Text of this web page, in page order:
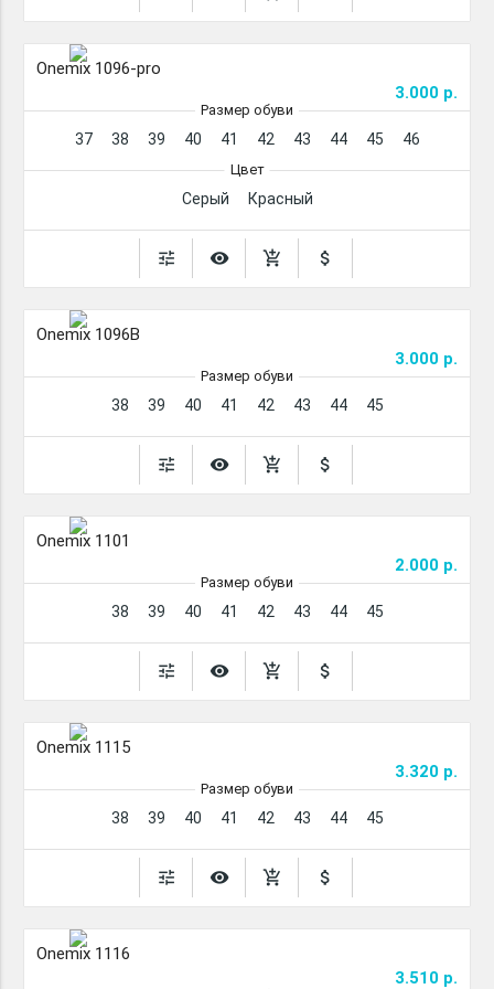
Onemix 1096-pro
3.000 р.
Размер обуви
37 38 39 40 41 42 43 44 45 46
Цвет
Серый Красный
tune remove_red_eye add_shopping_cart attach_money
Onemix 1096B
3.000 р.
Размер обуви
38 39 40 41 42 43 44 45
tune remove_red_eye add_shopping_cart attach_money
Onemix 1101
2.000 р.
Размер обуви
38 39 40 41 42 43 44 45
tune remove_red_eye add_shopping_cart attach_money
Onemix 1115
3.320 р.
Размер обуви
38 39 40 41 42 43 44 45
tune remove_red_eye add_shopping_cart attach_money
Onemix 1116
3.510 р.